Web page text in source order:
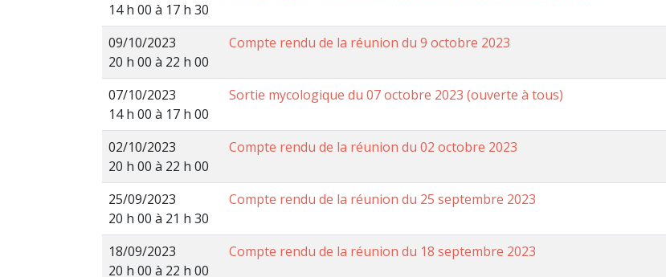
14 h 00 à 17 h 30
09/10/2023
20 h 00 à 22 h 00
Compte rendu de la réunion du 9 octobre 2023
07/10/2023
14 h 00 à 17 h 00
Sortie mycologique du 07 octobre 2023 (ouverte à tous)
02/10/2023
20 h 00 à 22 h 00
Compte rendu de la réunion du 02 octobre 2023
25/09/2023
20 h 00 à 21 h 30
Compte rendu de la réunion du 25 septembre 2023
18/09/2023
20 h 00 à 22 h 00
Compte rendu de la réunion du 18 septembre 2023